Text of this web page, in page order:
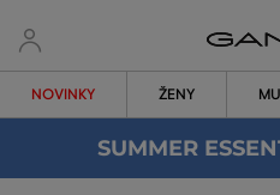
NOVINKY ŽENY
SUMMER